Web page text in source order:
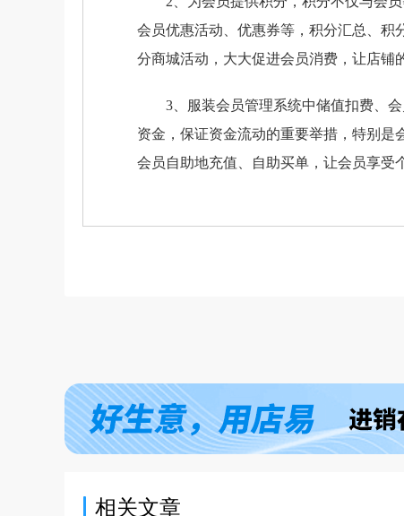
会员优惠活动、优惠券等，积分汇总、积
分商城活动，大大促进会员消费，让店铺
3、服装会员管理系统中储值扣费、会
资金，保证资金流动的重要举措，特别是
会员自助地充值、自助买单，让会员享受
相关文章